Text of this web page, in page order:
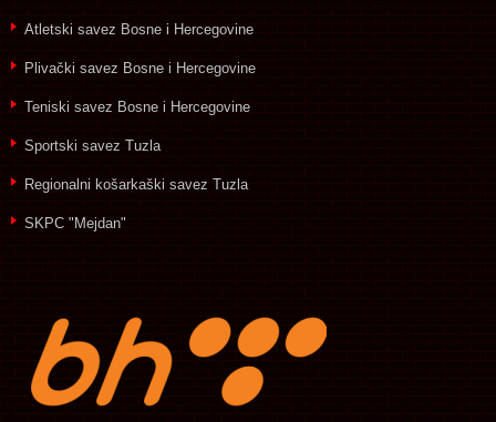
Atletski savez Bosne i Hercegovine
Plivački savez Bosne i Hercegovine
Teniski savez Bosne i Hercegovine
Sportski savez Tuzla
Regionalni košarkaški savez Tuzla
SKPC "Mejdan"